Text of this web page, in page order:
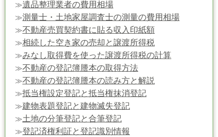
≫遺品整理業者の費用相場
≫測量士・土地家屋調査士の測量の費用相場
≫不動産売買契約書に貼る収入印紙額
≫相続した空き家の売却と譲渡所得税
≫みなし取得費を使った譲渡所得税の計算
≫不動産の登記簿謄本の取得方法
≫不動産の登記簿謄本の読み方と解説
≫抵当権設定登記と抵当権抹消登記
≫建物表題登記と建物滅失登記
≫土地の分筆登記と合筆登記
≫登記済権利証と登記識別情報